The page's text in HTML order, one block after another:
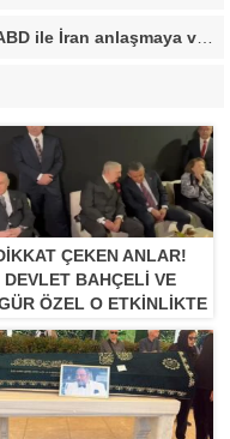
Arabulucu ülke Pakistan duyurdu: ABD ile İran anlaşmaya vardı
ÇEKEN ANLAR!
DEVLET BAHÇELI VE
ÖZEL O ETKINLIKTE
BIR ARAYA GELDILER